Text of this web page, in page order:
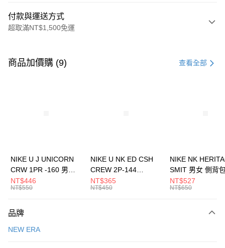
付款與運送方式
超取滿NT$1,500免運
信用卡一次付款
元大商業銀行
台灣樂天信用卡公司
全盈+PAY
AFTEE先享後付
【關於「AFTEE先享後付」】
便利好安心！
運送方式
商品加價購 (9) 查看全部
NIKE U J UNICORN
CRW 1PR -160 男女
中統襪 FZ3393100
NT$446
NT$550
NIKE U NK ED CSH
CREW 2P-144
EMBRDY 男女 短統襪
FZ3073133
NT$365
NT$450
NIKE NK
SMIT 男女 側背
BA5871010
NT$527
NT$650
品牌
NEW ERA